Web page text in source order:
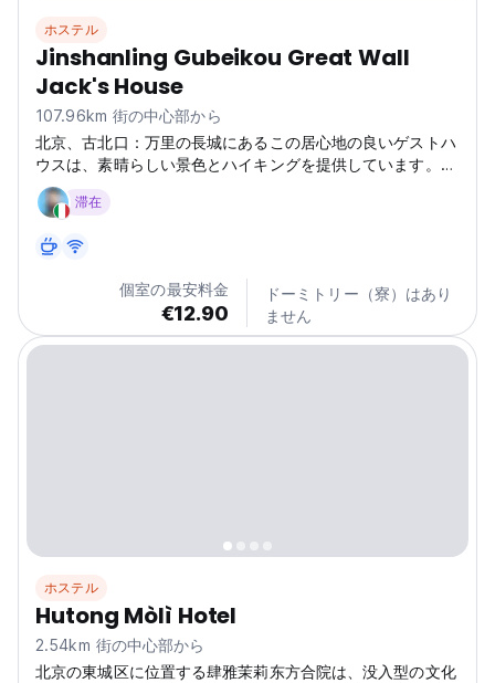
ホステル
Jinshanling Gubeikou Great Wall
Jack's House
107.96km 街の中心部から
北京、古北口：万里の長城にあるこの居心地の良いゲストハ
ウスは、素晴らしい景色とハイキングを提供しています。古
北口の社交的なホステルで、冒険と古代中国での新しい友達
を求める一人旅に最適です！ (Auto-translated from
滞在
個室の最安料金
€12.90
ドーミトリー（寮）はあり
ません
ホステル
Hutong Mòlì Hotel
2.54km 街の中心部から
北京の東城区に位置する肆雅茉莉东方合院は、没入型の文化